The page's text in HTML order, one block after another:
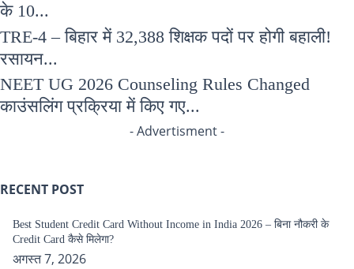
के 10...
TRE-4 – बिहार में 32,388 शिक्षक पदों पर होगी बहाली!
रसायन...
NEET UG 2026 Counseling Rules Changed
काउंसलिंग प्रक्रिया में किए गए...
- Advertisment -
RECENT POST
Best Student Credit Card Without Income in India 2026 – बिना नौकरी के
Credit Card कैसे मिलेगा?
अगस्त 7, 2026